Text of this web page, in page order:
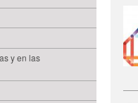
y en las